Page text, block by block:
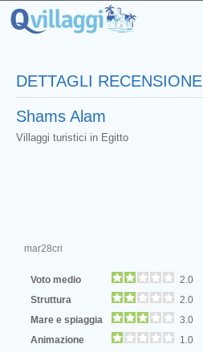
DETTAGLI RECENSIONE
Shams Alam
Villaggi turistici in Egitto
mar28cri
Voto medio
2.0
Struttura
2.0
Mare e spiaggia
3.0
Animazione
1.0